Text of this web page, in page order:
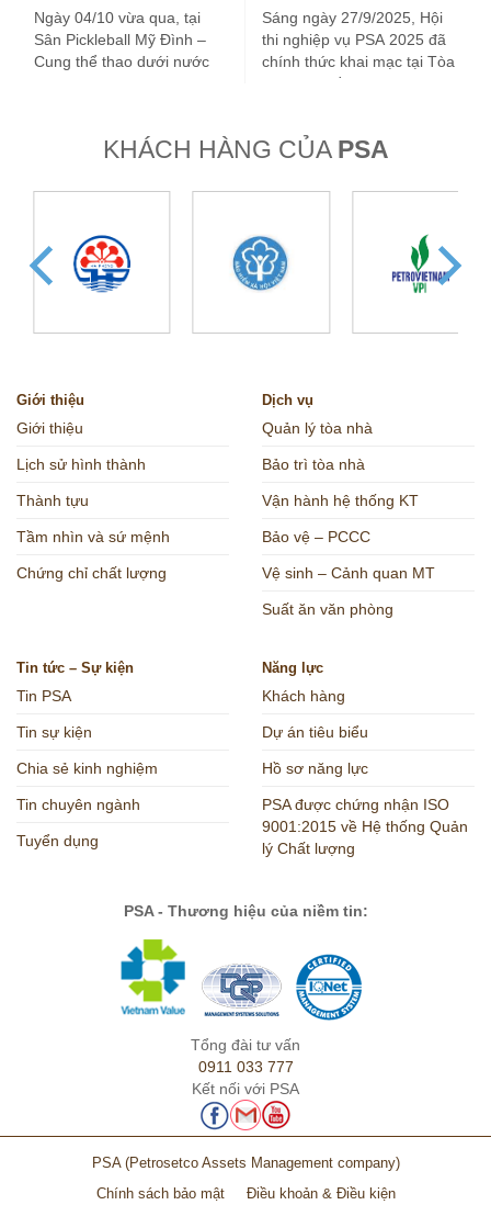
tốt đẹp
Ngày 04/10 vừa qua, tại
Sân Pickleball Mỹ Đình –
Cung thể thao dưới nước
lĩnh – Nâng tầm
chuyên môn
Sáng ngày 27/9/2025, Hội
thi nghiệp vụ PSA 2025 đã
chính thức khai mạc tại Tòa
nhà Viện Dầu khí…
KHÁCH HÀNG CỦA PSA
Giới thiệu
Giới thiệu
Lịch sử hình thành
Thành tựu
Tầm nhìn và sứ mệnh
Chứng chỉ chất lượng
Dịch vụ
Quản lý tòa nhà
Bảo trì tòa nhà
Vận hành hệ thống KT
Bảo vệ – PCCC
Vệ sinh – Cảnh quan MT
Suất ăn văn phòng
Tin tức – Sự kiện
Tin PSA
Tin sự kiện
Chia sẻ kinh nghiệm
Tin chuyên ngành
Tuyển dụng
Năng lực
Khách hàng
Dự án tiêu biểu
Hồ sơ năng lực
PSA được chứng nhận ISO
9001:2015 về Hệ thống Quản
lý Chất lượng
PSA - Thương hiệu của niềm tin:
Tổng đài tư vấn
0911 033 777
Kết nối với PSA
PSA (Petrosetco Assets Management company)
Chính sách bảo mật
Điều khoản & Điều kiện